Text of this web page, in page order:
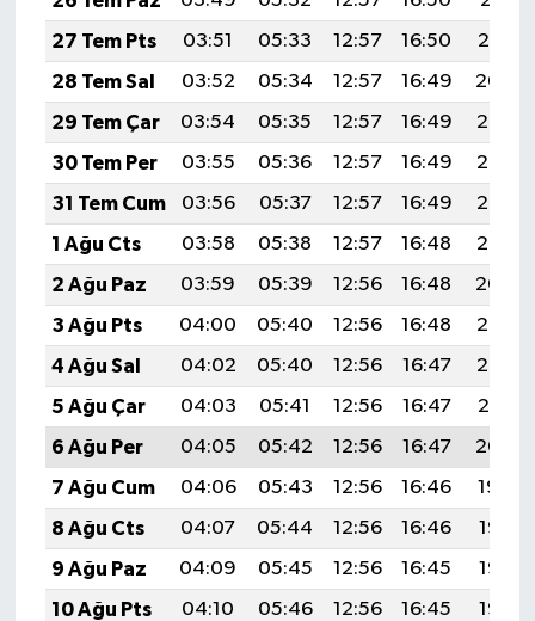
27 Tem Pts
03:51 05:33 12:57 16:50
20:10
28 Tem Sal
03:52 05:34 12:57 16:49
20:09
29 Tem Çar
03:54 05:35 12:57 16:49
20:08
30 Tem Per
03:55 05:36 12:57 16:49
20:07
31 Tem Cum
03:56 05:37 12:57 16:49
20:06
1 Ağu Cts
03:58 05:38 12:57 16:48
20:05
2 Ağu Paz
03:59 05:39 12:56 16:48
20:04
3 Ağu Pts
04:00 05:40 12:56 16:48
20:03
4 Ağu Sal
04:02 05:40 12:56 16:47
20:02
5 Ağu Çar
04:03 05:41 12:56 16:47
20:01
6 Ağu Per
04:05 05:42 12:56 16:47
20:00
7 Ağu Cum
04:06 05:43 12:56 16:46
19:59
8 Ağu Cts
04:07 05:44 12:56 16:46
19:58
9 Ağu Paz
04:09 05:45 12:56 16:45
19:56
10 Ağu Pts
04:10 05:46 12:56 16:45
19:55